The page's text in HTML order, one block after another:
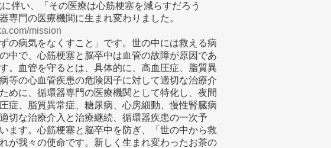
伴い、「その医療は心筋梗塞を減らすだろう
専門の医療機関に生まれ変わりました。
mission
の病気をなくすこと」です。世の中には救える病
中で、心筋梗塞と脳卒中は血管の故障が原因であ
。血管を守るとは、具体的に、高血圧症、脂質異
等の心血管疾患の危険因子に対して適切な治療介
めに、循環器専門の医療機関として特化し、夜間
症、脂質異常症、糖尿病、心房細動、慢性腎臓病
切な治療介入と治療継続、循環器疾患の一次予
ます。心筋梗塞と脳卒中を防ぎ、「世の中から救
が我々の使命です。新しく生まれ変わったお茶の